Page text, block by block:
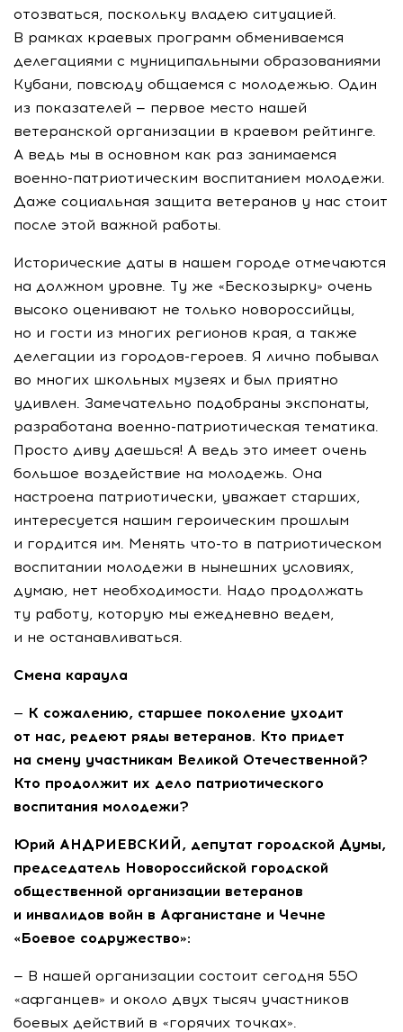
отозваться, поскольку владею ситуацией.
В рамках краевых программ обмениваемся
делегациями с муниципальными образованиями
Кубани, повсюду общаемся с молодежью. Один
из показателей — первое место нашей
ветеранской организации в краевом рейтинге.
А ведь мы в основном как раз занимаемся
военно-патриотическим воспитанием молодежи.
Даже социальная защита ветеранов у нас стоит
после этой важной работы.
Исторические даты в нашем городе отмечаются
на должном уровне. Ту же «Бескозырку» очень
высоко оценивают не только новороссийцы,
но и гости из многих регионов края, а также
делегации из городов-героев. Я лично побывал
во многих школьных музеях и был приятно
удивлен. Замечательно подобраны экспонаты,
разработана военно-патриотическая тематика.
Просто диву даешься! А ведь это имеет очень
большое воздействие на молодежь. Она
настроена патриотически, уважает старших,
интересуется нашим героическим прошлым
и гордится им. Менять что-то в патриотическом
воспитании молодежи в нынешних условиях,
думаю, нет необходимости. Надо продолжать
ту работу, которую мы ежедневно ведем,
и не останавливаться.
Смена караула
— К сожалению, старшее поколение уходит
от нас, редеют ряды ветеранов. Кто придет
на смену участникам Великой Отечественной?
Кто продолжит их дело патриотического
воспитания молодежи?
Юрий АНДРИЕВСКИЙ, депутат городской Думы,
председатель Новороссийской городской
общественной организации ветеранов
и инвалидов войн в Афганистане и Чечне
«Боевое содружество»:
— В нашей организации состоит сегодня 550
«афганцев» и около двух тысяч участников
боевых действий в «горячих точках».